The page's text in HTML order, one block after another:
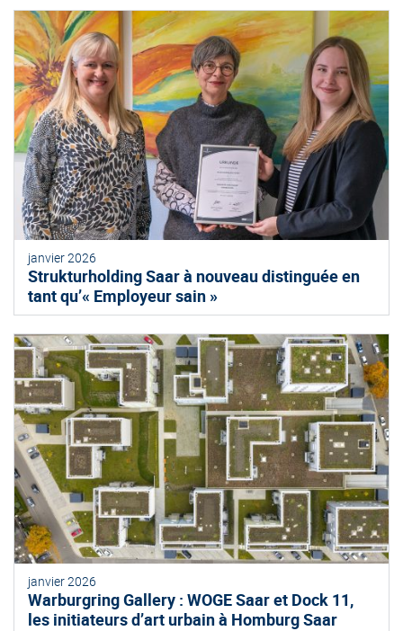
janvier 2026
Strukturholding Saar à nouveau distinguée en
tant qu’« Employeur sain »
janvier 2026
Warburgring Gallery : WOGE Saar et Dock 11,
les initiateurs d’art urbain à Homburg Saar